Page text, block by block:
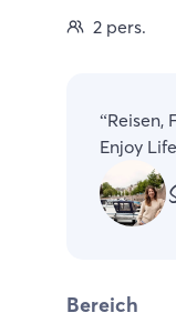
2 pers.
“Reisen,
Enjoy
Bereich